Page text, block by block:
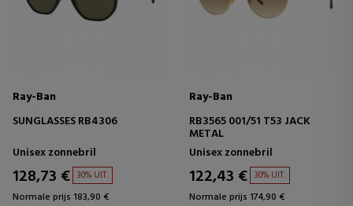
Ray-Ban
SUNGLASSES RB4306
Unisex zonnebril
128,73 € 30% UIT.
Normale prijs 183,90 €
Ray-Ban
RB3565 001/51 T53 JACK
METAL
Unisex zonnebril
122,43 € 30% UIT.
Normale prijs 174,90 €